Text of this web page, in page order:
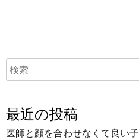
最近の投稿
医師と顔を合わせなくて良い